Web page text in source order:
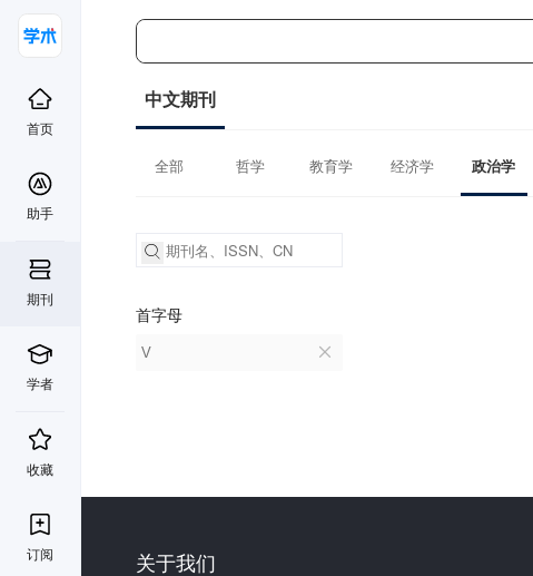
首页
助手
期刊
学者
收藏
订阅
中文期刊
全部 哲学 教育学 经济学 政治学
首字母
V
关于我们